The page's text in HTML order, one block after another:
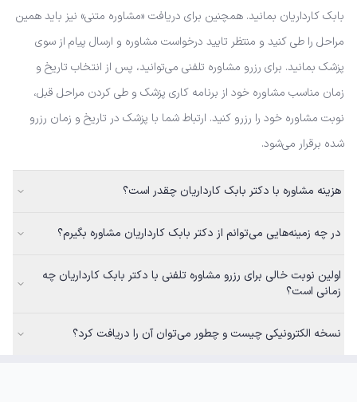
بابک کارداریان بمانید. همچنین برای دریافت «مشاوره متنی» نیز باید همین
مراحل را طی کنید و منتظر تایید درخواست مشاوره و ارسال پیام از سوی
پزشک بمانید. برای رزرو مشاوره تلفنی می‌توانید، پس از انتخاب تاریخ و
زمان مناسب مشاوره خود از برنامه کاری پزشک و طی کردن مراحل قبل،
نوبت مشاوره خود را رزرو کنید. ارتباط شما با پزشک در تاریخ و زمان رزرو
شده برقرار می‌شود.
هزینه مشاوره با دکتر بابک کارداریان چقدر است؟
در چه زمینه‌هایی می‌توانم از دکتر بابک کارداریان مشاوره بگیرم؟
اولین نوبت خالی برای رزرو مشاوره تلفنی با دکتر بابک کارداریان چه
زمانی است؟
نسخه الکترونیکی چیست و چطور می‌توان آن را دریافت کرد؟